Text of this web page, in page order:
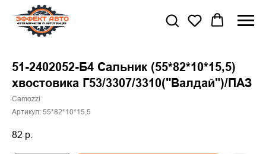
51-2402052-Б4 Сальник (55*82*10*15,5)
хвостовика Г53/3307/3310("Валдай")/ПАЗ
Camozzi
Артикул: 55*82*10*15,5
82 р.